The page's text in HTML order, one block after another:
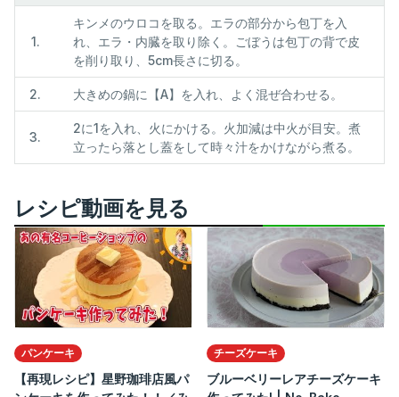
1.
キンメのウロコを取る。エラの部分から包丁を入
れ、エラ・内臓を取り除く。ごぼうは包丁の背で皮
を削り取り、5cm長さに切る。
2. 大きめの鍋に【A】を入れ、よく混ぜ合わせる。
3.
2に1を入れ、火にかける。火加減は中火が目安。煮
立ったら落とし蓋をして時々汁をかけながら煮る。
レシピ動画を見る
パンケーキ
【再現レシピ】星野珈琲店風パ
チーズケーキ
ブルーベリーレアチーズケーキ